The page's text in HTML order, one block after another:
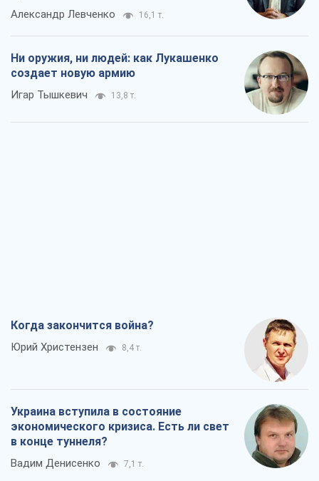
Александр Левченко 16,1 т.
Ни оружия, ни людей: как Лукашенко
создает новую армию
Игар Тышкевич 13,8 т.
Когда закончится война?
Юрий Христензен 8,4 т.
Украина вступила в состояние
экономического кризиса. Есть ли свет
в конце туннеля?
Вадим Денисенко 7,1 т.